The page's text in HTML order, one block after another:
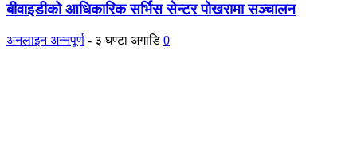
बीवाइडीको आधिकारिक सर्भिस सेन्टर पोखरामा सञ्चालन
अनलाइन अन्नपूर्ण - ३ घण्टा अगाडि 0